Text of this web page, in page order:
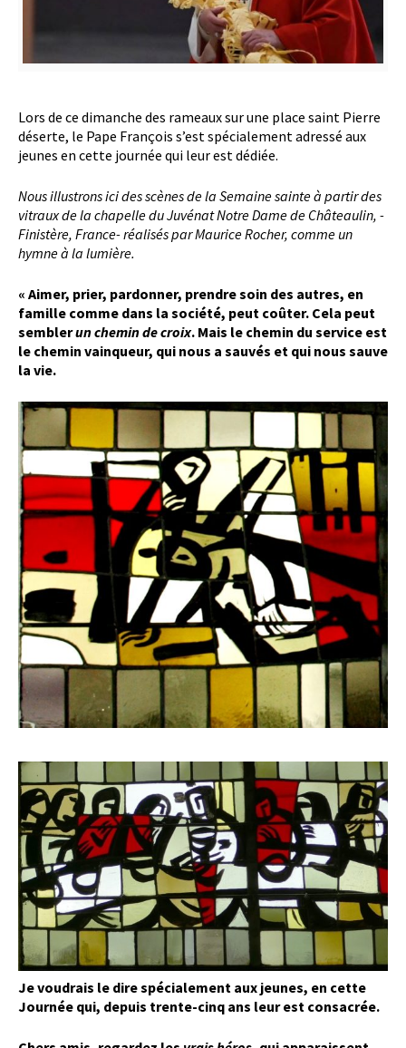
Lors de ce dimanche des rameaux sur une place saint Pierre
déserte, le Pape François s’est spécialement adressé aux
jeunes en cette journée qui leur est dédiée.
Nous illustrons ici des scènes de la Semaine sainte à partir des
vitraux de la chapelle du Juvénat Notre Dame de Châteaulin, -
Finistère, France- réalisés par Maurice Rocher, comme un
hymne à la lumière.
« Aimer, prier, pardonner, prendre soin des autres, en
famille comme dans la société, peut coûter. Cela peut
semblerun chemin de croix. Mais le chemin du service est
le chemin vainqueur, qui nous a sauvés et qui nous sauve
la vie.
Je voudrais le dire spécialement aux jeunes, en cette
Journée qui, depuis trente-cinq ans leur est consacrée.